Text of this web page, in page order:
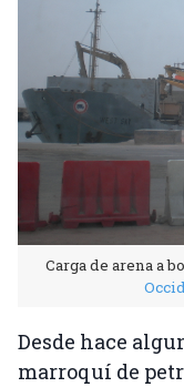
Carga de arena a
Desde hace
marroquí de